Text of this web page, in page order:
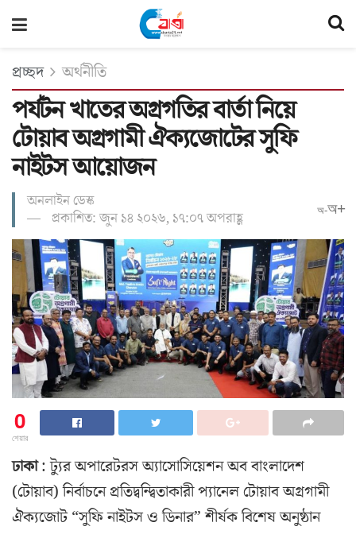
প্রচ্ছদ অর্থনীতি
পর্যটন খাতের অগ্রগতির বার্তা নিয়ে
টোয়াব অগ্রগামী ঐক্যজোটের সুফি
নাইটস আয়োজন
অনলাইন ডেস্ক
প্রকাশিত: জুন ১৪ ২০২৬, ১৭:০৭ অপরাহ্ণ
অ-অ+
0
শেয়ার
ঢাকা: ট্যুর অপারেটরস অ্যাসোসিয়েশন অব বাংলাদেশ
(টোয়াব) নির্বাচনে প্রতিদ্বন্দ্বিতাকারী প্যানেল টোয়াব অগ্রগামী
ঐক্যজোট “সুফি নাইটস ও ডিনার” শীর্ষক বিশেষ অনুষ্ঠান